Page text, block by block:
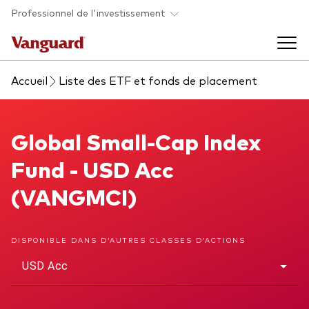
Skip to main content
Professionnel de l'investissement
Fonds et ETFs
Tous les produits
Analyses et événements
Back to main menu
À propos de Vanguard
À propos de Vanguard
Accueil Liste des ETF et fonds de placement
Global Small-Cap Index Fund
Global Small-Cap Index
Fund - USD Acc
(VANGMCI)
DISPONIBLE DANS D’AUTRES CLASSES D’ACTIONS
USD Acc